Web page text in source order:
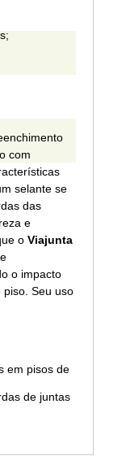
com
selante se
das
e
oViajunta
o impacto
piso. Seu uso
em pisos de
de juntas